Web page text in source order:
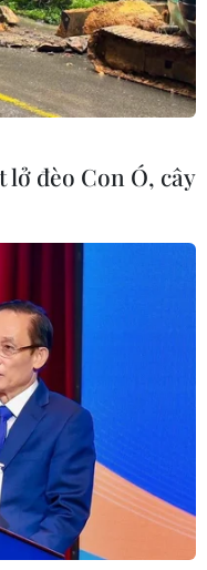
Quốc thông báo,
thông qua đối
giới.
đèo Con Ó, cây